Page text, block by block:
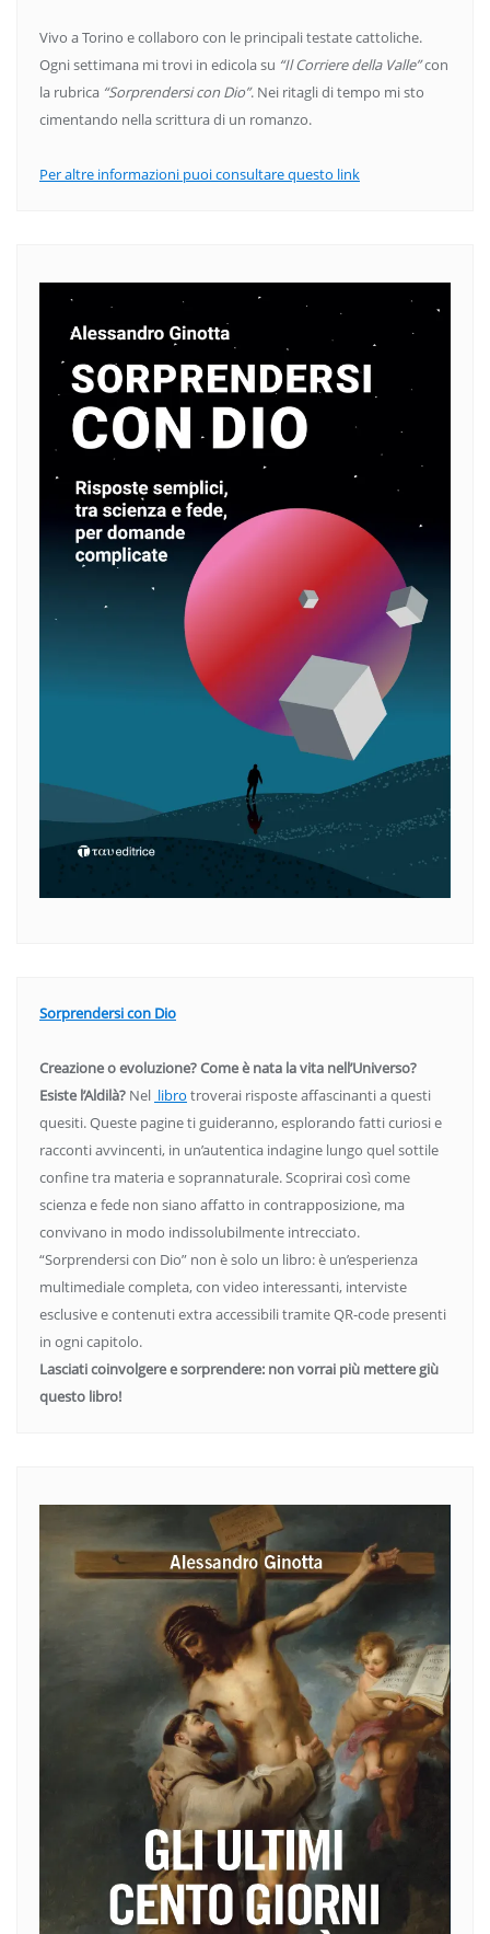
Vivo a Torino e collaboro con le principali testate cattoliche.
Ogni settimana mi trovi in edicola su “Il Corriere della Valle”con
la rubrica “Sorprendersi con Dio”. Nei ritagli di tempo mi sto
cimentando nella scrittura di un romanzo.
Per altre informazioni puoi consultare questo link
Sorprendersi con Dio
Creazione o evoluzione? Come è nata la vita nell’Universo?
Esiste l’Aldilà? Nel libro troverai risposte affascinanti a questi
quesiti. Queste pagine ti guideranno, esplorando fatti curiosi e
racconti avvincenti, in un’autentica indagine lungo quel sottile
confine tra materia e soprannaturale. Scoprirai così come
scienza e fede non siano affatto in contrapposizione, ma
convivano in modo indissolubilmente intrecciato.
“Sorprendersi con Dio” non è solo un libro: è un’esperienza
multimediale completa, con video interessanti, interviste
esclusive e contenuti extra accessibili tramite QR-code presenti
in ogni capitolo.
Lasciati coinvolgere e sorprendere: non vorrai più mettere giù
questo libro!